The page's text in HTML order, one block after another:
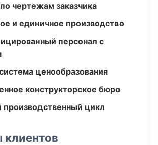
чертежам заказчика
и единичное производство
персонал с
ценообразования
конструкторское бюро
цикл